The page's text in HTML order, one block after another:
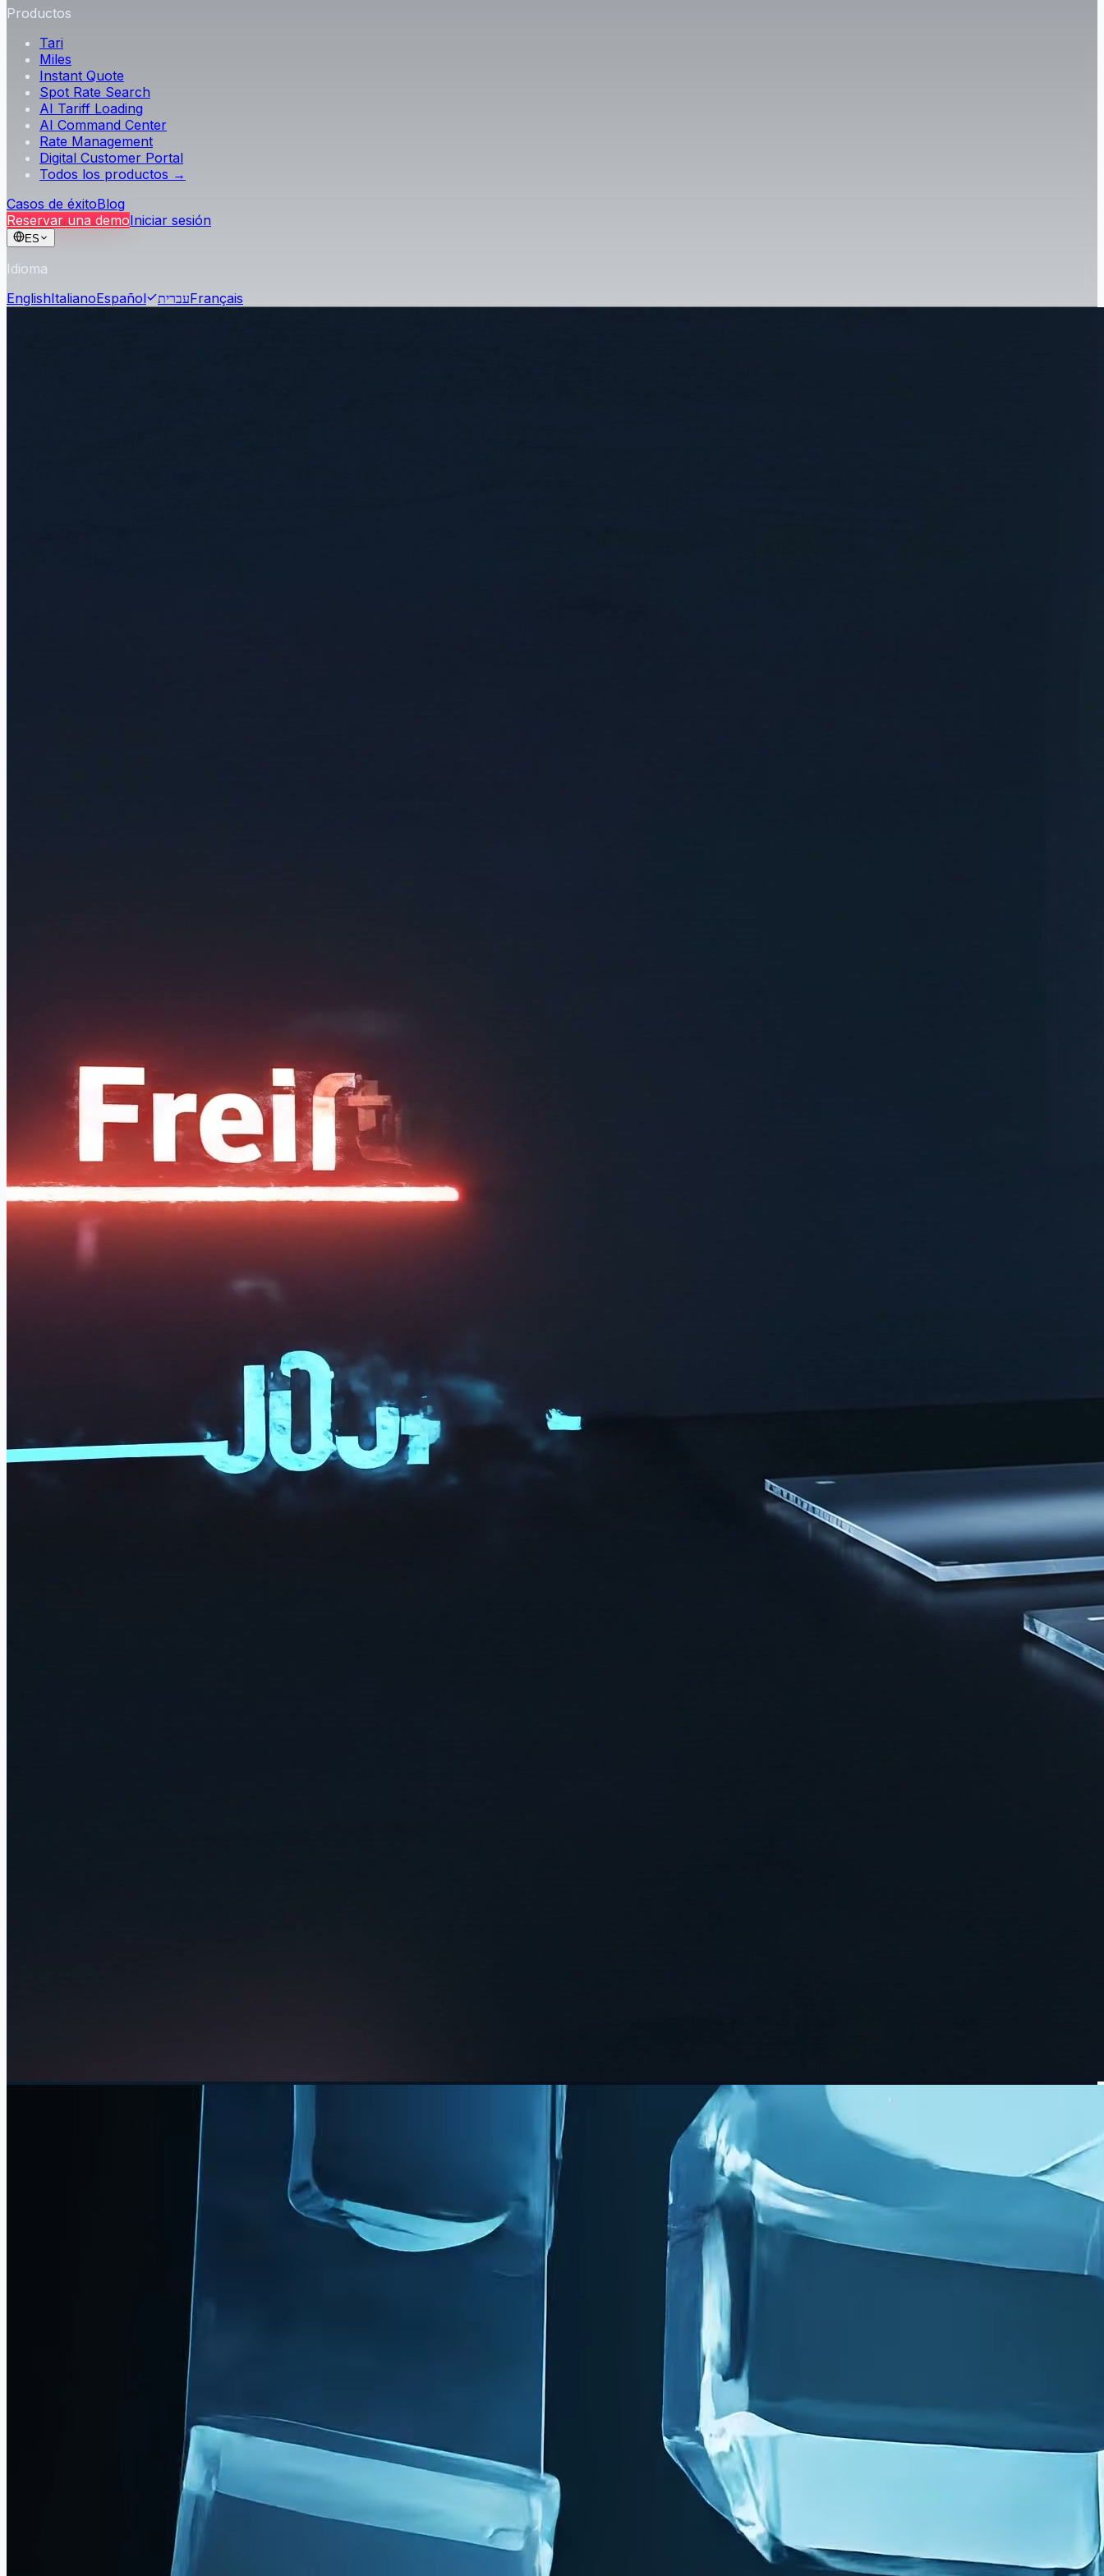
Productos
Tari
Miles
Instant Quote
Spot Rate Search
AI Tariff Loading
AI Command Center
Rate Management
Digital Customer Portal
Todos los productos →
Casos de éxitoBlog
Reservar una demoIniciar sesión
ES
Idioma
EnglishItalianoEspañol עבריתFrançais